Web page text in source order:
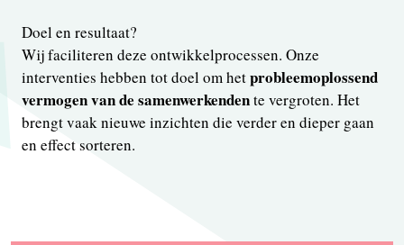
Doel en resultaat?
Wij faciliteren deze ontwikkelprocessen. Onze
interventies hebben tot doel om hetprobleemoplossend
vermogen van de samenwerkendente vergroten. Het
brengt vaak nieuwe inzichten die verder en dieper gaan
en effect sorteren.